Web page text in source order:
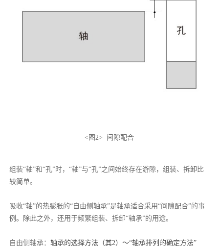
<图2> 间隙配合
组装“轴”和“孔”时，“轴”与“孔”之间始终存在游隙，组装、拆卸比
较简单。
吸收“轴”的热膨胀的“自由侧轴承”是轴承适合采用“间隙配合”的事
例。除此之外，还用于频繁组装、拆卸“轴承”的用途。
自由侧轴承： 轴承的选择方法（其2）～“轴承排列的确定方法”